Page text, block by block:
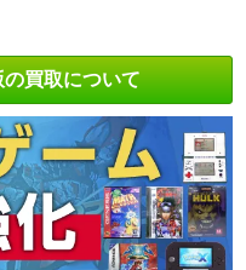
買取について